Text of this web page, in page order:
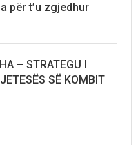
për t’u zgjedhur
– STRATEGU I
SË KOMBIT